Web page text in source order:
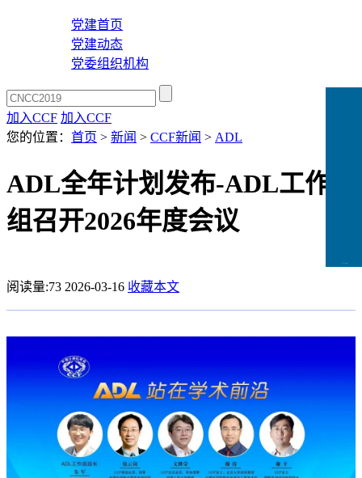
党建首页
党建动态
党委组织机构
加入CCF 加入CCF
您的位置： 首页 > 新闻 > CCF新闻 > ADL
ADL全年计划发布-ADL工作
组召开2026年度会议
阅读量:73 2026-03-16 收藏本文